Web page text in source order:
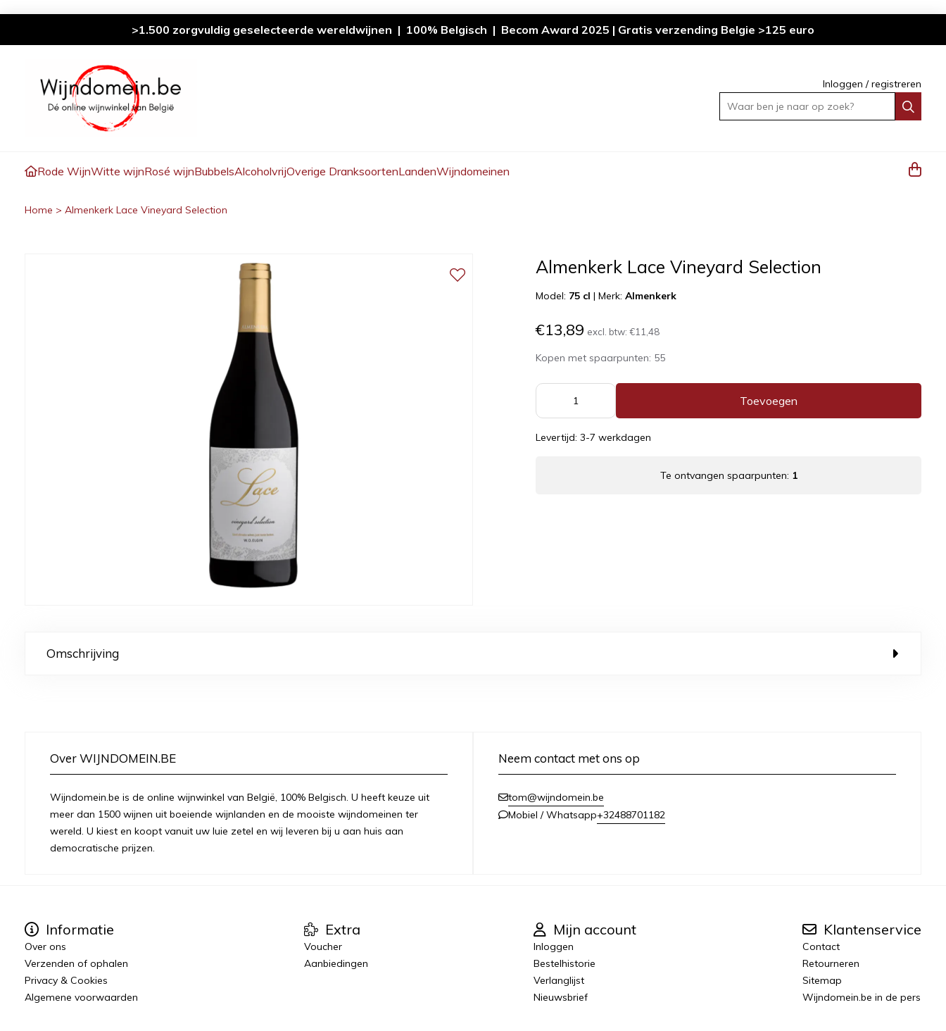
>1.500 zorgvuldig geselecteerde wereldwijnen | 100% Belgisch | Becom Award 2025 | Gratis verzending Belgie >125 euro
Inloggen /registreren
Waar ben je naar op zoek?
Rode WijnWitte wijnRosé wijnBubbelsAlcoholvrijOverige DranksoortenLandenWijndomeinen
Home > Almenkerk Lace Vineyard Selection
Almenkerk Lace Vineyard Selection
Model: 75 cl |Merk:Almenkerk
€13,89 excl. btw:€11,48
Kopen met spaarpunten: 55
Toevoegen
Levertijd: 3-7 werkdagen
Te ontvangen spaarpunten: 1
Omschrijving
Over WIJNDOMEIN.BE
Wijndomein.be is de online wijnwinkel van België, 100% Belgisch. U heeft keuze uit
meer dan 1500 wijnen uit boeiende wijnlanden en de mooiste wijndomeinen ter
wereld. U kiest en koopt vanuit uw luie zetel en wij leveren bij u aan huis aan
democratische prijzen.
Neem contact met ons op
tom@wijndomein.be
Mobiel / Whatsapp+32488701182
Informatie
Over ons
Verzenden of ophalen
Privacy & Cookies
Algemene voorwaarden
Extra
Voucher
Aanbiedingen
Mijn account
Inloggen
Bestelhistorie
Verlanglijst
Nieuwsbrief
Klantenservice
Contact
Retourneren
Sitemap
Wijndomein.be in de pers